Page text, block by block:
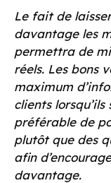
Le fait de
davantage les
permettra de
réels. Les bons
maximum
clients
préférable de
plutôt que des
afin
davantage.